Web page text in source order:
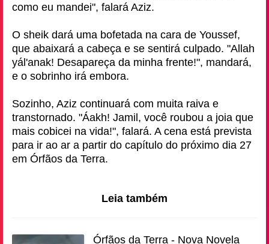
como eu mandei", falará Aziz.
O sheik dará uma bofetada na cara de Youssef,
que abaixará a cabeça e se sentirá culpado. "Allah
yál'anak! Desapareça da minha frente!", mandará,
e o sobrinho irá embora.
Sozinho, Aziz continuará com muita raiva e
transtornado. "Áakh! Jamil, você roubou a joia que
mais cobicei na vida!", falará. A cena está prevista
para ir ao ar a partir do capítulo do próximo dia 27
em Órfãos da Terra.
Leia também
Órfãos da Terra - Nova Novela